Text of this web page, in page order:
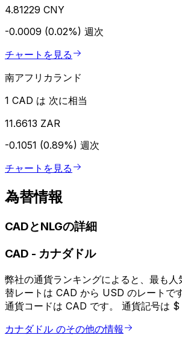
4.81229 CNY
-0.0009 (0.02%) 週次
チャートを見る
南アフリカランド
1 CAD は 次に相当
11.6613 ZAR
-0.1051 (0.89%) 週次
チャートを見る
為替情報
CADとNLGの詳細
CAD - カナダドル
弊社の通貨ランキングによると、最も
替レートは CAD から USD のレートで
通貨コードは CAD です。 通貨記号は $
カナダドル のその他の情報